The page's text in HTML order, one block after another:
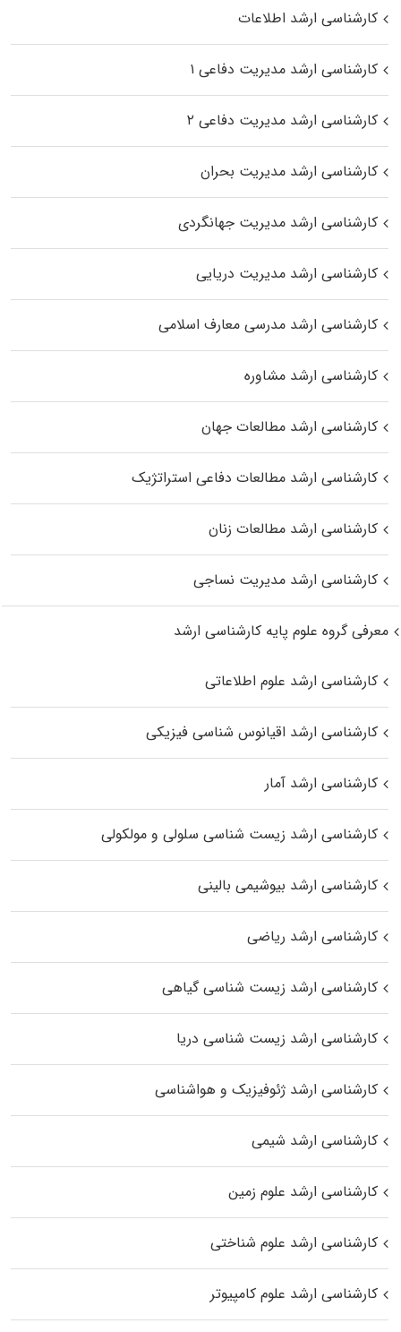
کارشناسی ارشد اطلاعات
کارشناسی ارشد مدیریت دفاعی ۱
کارشناسی ارشد مدیریت دفاعی ۲
کارشناسی ارشد مدیریت بحران
کارشناسی ارشد مدیریت جهانگردی
کارشناسی ارشد مدیریت دریایی
کارشناسی ارشد مدرسی معارف اسلامی
کارشناسی ارشد مشاوره
کارشناسی ارشد مطالعات جهان
کارشناسی ارشد مطالعات دفاعی استراتژیک
کارشناسی ارشد مطالعات زنان
کارشناسی ارشد مدیریت نساجی
معرفی گروه علوم پایه کارشناسی ارشد
کارشناسی ارشد علوم اطلاعاتی
کارشناسی ارشد اقیانوس‌ شناسی فیزیکی
کارشناسی ارشد آمار
کارشناسی ارشد زیست شناسی سلولی و مولکولی
کارشناسی ارشد بیوشیمی بالینی
کارشناسی ارشد ریاضی
کارشناسی ارشد زیست‌ شناسی گیاهی
کارشناسی ارشد زیست‌ شناسی دریا
کارشناسی ارشد ژئوفیزیک و هواشناسی
کارشناسی ارشد شیمی
کارشناسی ارشد علوم زمین
کارشناسی ارشد علوم شناختی
کارشناسی ارشد علوم کامپیوتر